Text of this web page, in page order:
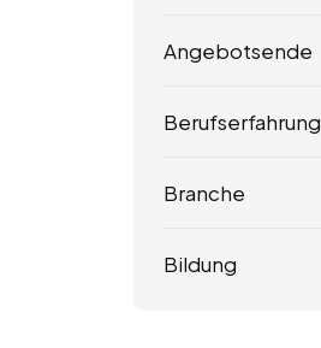
Angebotsende
Berufserfahrung
Branche
Bildung